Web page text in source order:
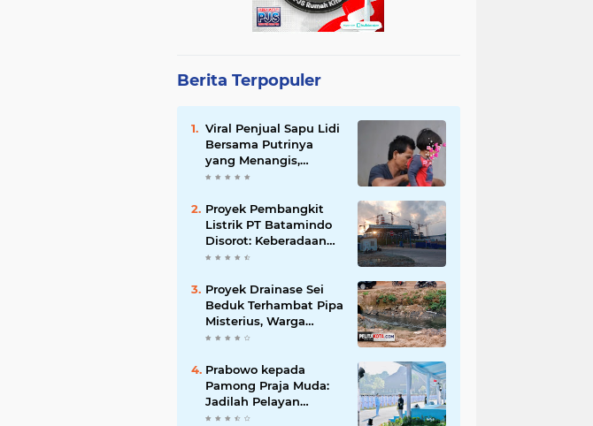
Berita Terpopuler
Viral Penjual Sapu Lidi
Bersama Putrinya
yang Menangis,
Tamparan Keras di
Korupsi
Proyek Pembangkit
Listrik PT Batamindo
Disorot: Keberadaan
TKA Tiongkok dan
Wartawan Jadi
Perhatian
Proyek Drainase Sei
Beduk Terhambat Pipa
Misterius, Warga
Desak Pemerintah
Air
Prabowo kepada
Pamong Praja Muda:
Jadilah Pelayan
Rakyat yang Jujur,